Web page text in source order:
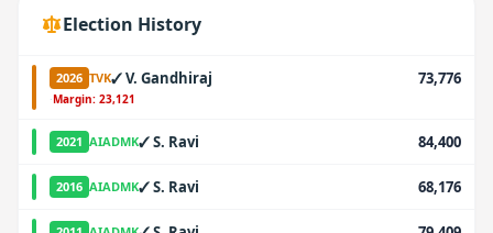
Election History
2026 TVK✓V. Gandhiraj 73,776
·Margin: 23,121
2021 AIADMK✓S. Ravi 84,400
2016 AIADMK✓S. Ravi 68,176